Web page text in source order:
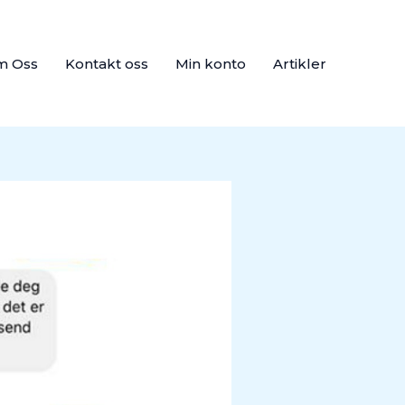
Oss Kontakt oss Min konto Artikler